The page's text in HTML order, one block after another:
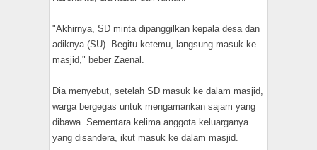
"Akhirnya, SD minta dipanggilkan kepala desa dan
adiknya (SU). Begitu ketemu, langsung masuk ke
masjid," beber Zaenal.
Dia menyebut, setelah SD masuk ke dalam masjid,
warga bergegas untuk mengamankan sajam yang
dibawa. Sementara kelima anggota keluarganya
yang disandera, ikut masuk ke dalam masjid.